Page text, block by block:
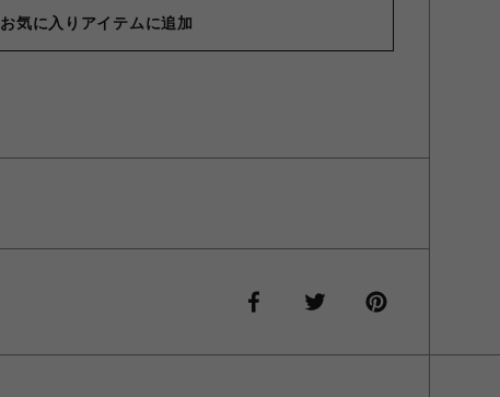
お気に入りアイテムに追加